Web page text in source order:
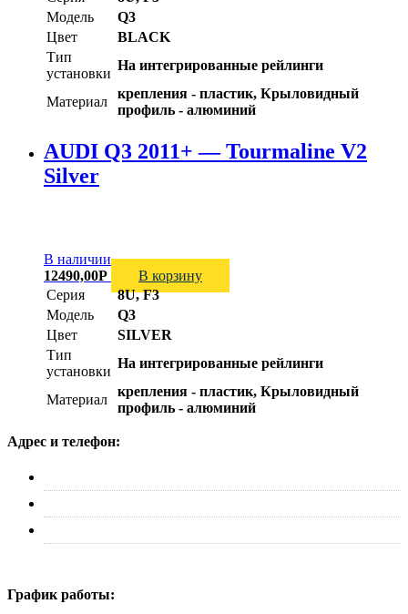
Модель
Q3
Цвет
BLACK
Тип
установки
На интегрированные рейлинги
Материал
крепления - пластик, Крыловидный
профиль - алюминий
AUDI Q3 2011+ — Tourmaline V2
Silver
В наличии
12490,00Р
В корзину
Серия
8U, F3
Модель
Q3
Цвет
SILVER
Тип
установки
На интегрированные рейлинги
Материал
крепления - пластик, Крыловидный
профиль - алюминий
Адрес и телефон:
График работы: